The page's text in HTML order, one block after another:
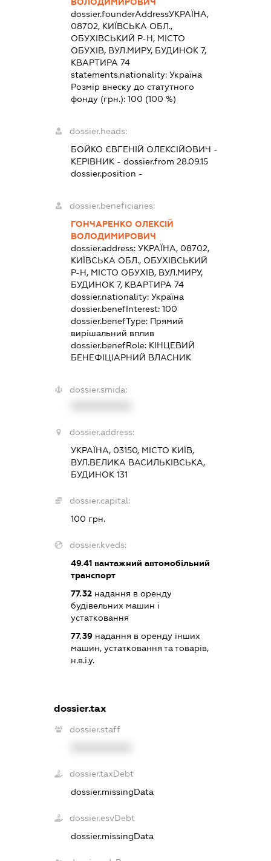
ВОЛОДИМИРОВИЧ
dossier.founderAddressУКРАЇНА,
08702, КИЇВСЬКА ОБЛ.,
ОБУХІВСЬКИЙ Р-Н, МІСТО
ОБУХІВ, ВУЛ.МИРУ, БУДИНОК 7,
КВАРТИРА 74
statements.nationality: Україна
Розмір внеску до статутного
фонду (грн.): 100 (100 %)
dossier.heads:
БОЙКО ЄВГЕНІЙ ОЛЕКСІЙОВИЧ -
КЕРІВНИК- dossier.from 28.09.15
dossier.position -
dossier.beneficiaries:
ГОНЧАРЕНКО ОЛЕКСІЙ
ВОЛОДИМИРОВИЧ
dossier.address: УКРАЇНА, 08702,
КИЇВСЬКА ОБЛ., ОБУХІВСЬКИЙ
Р-Н, МІСТО ОБУХІВ, ВУЛ.МИРУ,
БУДИНОК 7, КВАРТИРА 74
dossier.nationality: Україна
dossier.benefInterest: 100
dossier.benefType: Прямий
вирішальний вплив
dossier.benefRole: КІНЦЕВИЙ
БЕНЕФІЦІАРНИЙ ВЛАСНИК
dossier.smida:
dossier.address:
УКРАЇНА, 03150, МІСТО КИЇВ,
ВУЛ.ВЕЛИКА ВАСИЛЬКІВСЬКА,
БУДИНОК 131
dossier.capital:
100 грн.
dossier.kveds:
49.41вантажний автомобільний
транспорт
77.32надання в оренду
будівельних машин і
устатковання
77.39надання в оренду інших
машин, устатковання та товарів,
н.в.і.у.
dossier.tax
dossier.staff
dossier.taxDebt
dossier.missingData
dossier.esvDebt
dossier.missingData